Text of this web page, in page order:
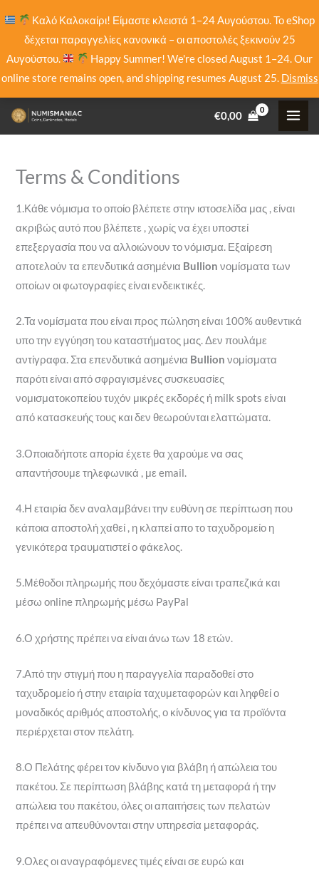
Καλό Καλοκαίρι! Είμαστε κλειστά 1–24 Αυγούστου. Το eShop
δέχεται παραγγελίες κανονικά – οι αποστολές ξεκινούν 25
Αυγούστου.
Happy Summer! We're closed August 1–24. Our
online store remains open, and shipping resumes August 25. Dismiss
to
content
€0,00
Terms & Conditions
1.Κάθε νόμισμα το οποίο βλέπετε στην ιστοσελίδα μας , είναι
ακριβώς αυτό που βλέπετε , χωρίς να έχει υποστεί
επεξεργασία που να αλλοιώνουν το νόμισμα. Εξαίρεση
αποτελούν τα επενδυτικά ασημένια Bullion νομίσματα των
οποίων οι φωτογραφίες είναι ενδεικτικές.
2.Τα νομίσματα που είναι προς πώληση είναι 100% αυθεντικά
υπο την εγγύηση του καταστήματος μας. Δεν πουλάμε
αντίγραφα. Στα επενδυτικά ασημένια Bullion νομίσματα
παρότι είναι από σφραγισμένες συσκευασίες
νομισματοκοπείου τυχόν μικρές εκδορές ή milk spots είναι
από κατασκευής τους και δεν θεωρούνται ελαττώματα.
3.Οποιαδήποτε απορία έχετε θα χαρούμε να σας
απαντήσουμε τηλεφωνικά , με email.
4.Η εταιρία δεν αναλαμβάνει την ευθύνη σε περίπτωση που
κάποια αποστολή χαθεί , η κλαπεί απο το ταχυδρομείο η
γενικότερα τραυματιστεί ο φάκελος.
5.Μέθοδοι πληρωμής που δεχόμαστε είναι τραπεζικά και
μέσω online πληρωμής μέσω PayPal
6.Ο χρήστης πρέπει να είναι άνω των 18 ετών.
7.Από την στιγμή που η παραγγελία παραδοθεί στο
ταχυδρομείο ή στην εταιρία ταχυμεταφορών και ληφθεί ο
μοναδικός αριθμός αποστολής, ο κίνδυνος για τα προϊόντα
περιέρχεται στον πελάτη.
8.Ο Πελάτης φέρει τον κίνδυνο για βλάβη ή απώλεια του
πακέτου. Σε περίπτωση βλάβης κατά τη μεταφορά ή την
απώλεια του πακέτου, όλες οι απαιτήσεις των πελατών
πρέπει να απευθύνονται στην υπηρεσία μεταφοράς.
9.Ολες οι αναγραφόμενες τιμές είναι σε ευρώ και